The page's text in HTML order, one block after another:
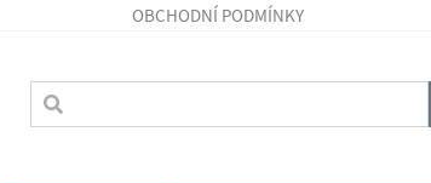
OBCHODNÍ PODMÍNKY